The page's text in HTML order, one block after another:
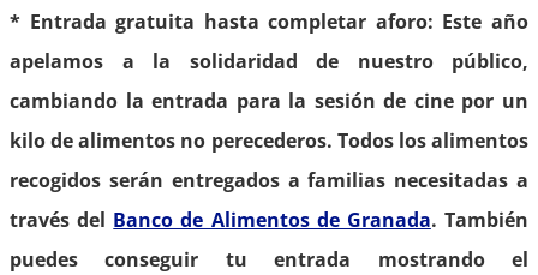
* Entrada gratuita hasta completar aforo: Este año
apelamos a la solidaridad de nuestro público,
cambiando la entrada para la sesión de cine por un
kilo de alimentos no perecederos. Todos los alimentos
recogidos serán entregados a familias necesitadas a
través del Banco de Alimentos de Granada. También
puedes conseguir tu entrada mostrando el